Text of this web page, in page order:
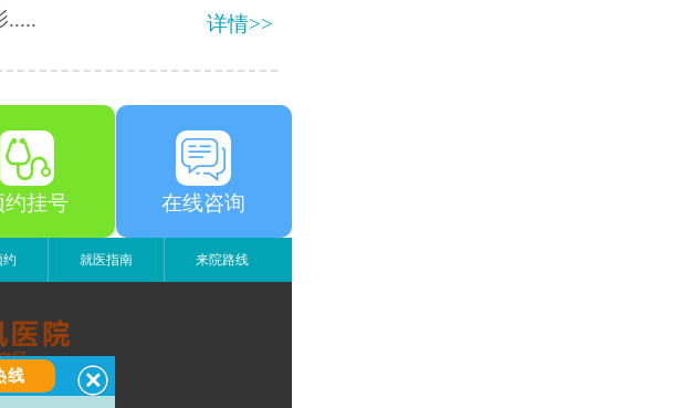
.....
详情>>
约挂号 在线咨询
约 就医指南 来院路线
线